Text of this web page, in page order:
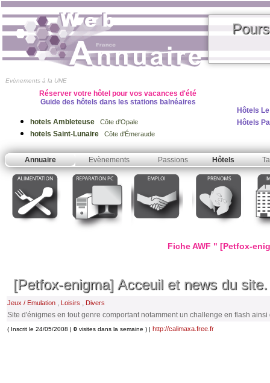
Evènements à la UNE
Réserver votre hôtel pour vos vacances d'été
Guide des hôtels dans les stations balnéaires
hotels Ambleteuse Côte d'Opale
hotels Saint-Lunaire Côte d'Émeraude
Hôtels
Hôtels
Annuaire Evènements Passions Hôtels
Fiche AWF " [Petfox-
[Petfox-enigma] Acceuil et news du site.
Jeux / Emulation , Loisirs , Divers
Site d'énigmes en tout genre comportant notamment un challenge en flash
( Inscrit le 24/05/2008 | 0 visites dans la semaine ) | http://calimaxa.free.fr